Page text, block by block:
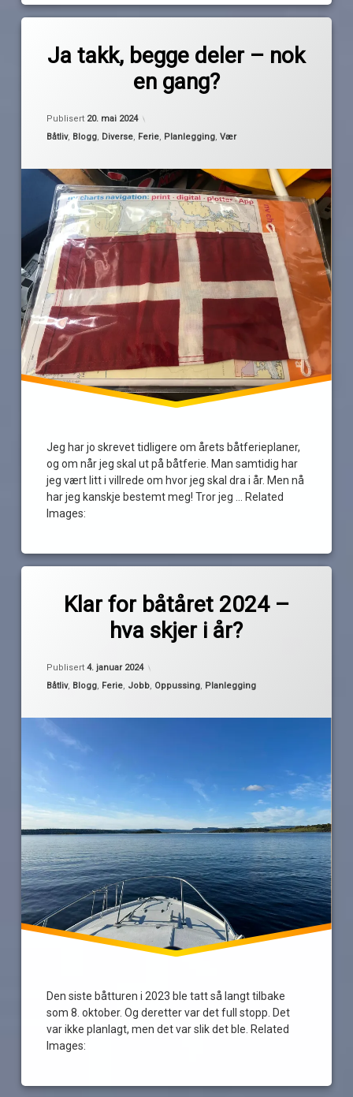
Ja takk, begge deler – nok
en gang?
Publisert 20. mai 2024
Kategorier:
Båtliv, Blogg, Diverse, Ferie, Planlegging,Vær
Jeg har jo skrevet tidligere om årets båtferieplaner,
og om når jeg skal ut på båtferie. Man samtidig har
jeg vært litt i villrede om hvor jeg skal dra i år. Men nå
har jeg kanskje bestemt meg! Tror jeg … Related
Images:
åpent
hav
fastland
hovedferie
Sørlandet
sverige
valgets
kval
Klar for båtåret 2024 –
hva skjer i år?
Publisert4. januar 2024
Kategorier:
Båtliv, Blogg, Ferie, Jobb, Oppussing, Planlegging
Den siste båtturen i 2023 ble tatt så langt tilbake
som 8. oktober. Og deretter var det full stopp. Det
var ikke planlagt, men det var slik det ble. Related
Images:
båtsesongen
2024
gjemmekontor